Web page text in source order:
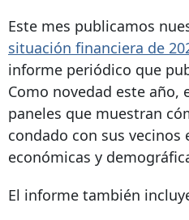
Este mes publicamos
situación financiera de
informe periódico que
Como novedad este año,
paneles que muestran
condado con sus vecinos
económicas y
El informe también